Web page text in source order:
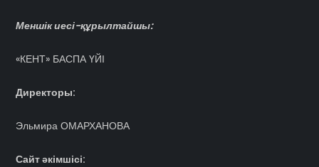
Меншік иесі-құрылтайшы:
«КЕНТ» БАСПА ҮЙІ
Директоры:
Эльмира ОМАРХАНОВА
Сайт әкімшісі: